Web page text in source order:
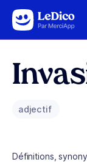
Aller au contenu
adjectif
Définitions,